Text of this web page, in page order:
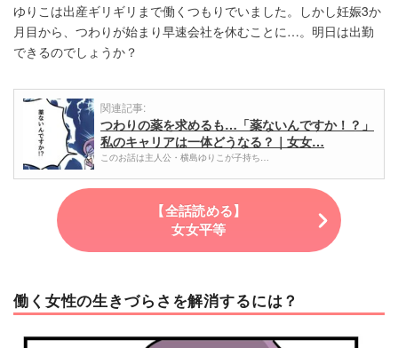
ゆりこは出産ギリギリまで働くつもりでいました。しかし妊娠3か
月目から、つわりが始まり早速会社を休むことに…。明日は出勤
できるのでしょうか？
関連記事:
つわりの薬を求めるも…「薬ないんですか！？」
私のキャリアは一体どうなる？｜女女…
このお話は主人公・横島ゆりこが子持ち…
【全話読める】
女女平等
働く女性の生きづらさを解消するには？